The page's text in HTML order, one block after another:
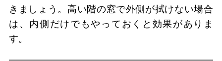
きましょう。高い階の窓で外側が拭けない場合
は、内側だけでもやっておくと効果がありま
す。